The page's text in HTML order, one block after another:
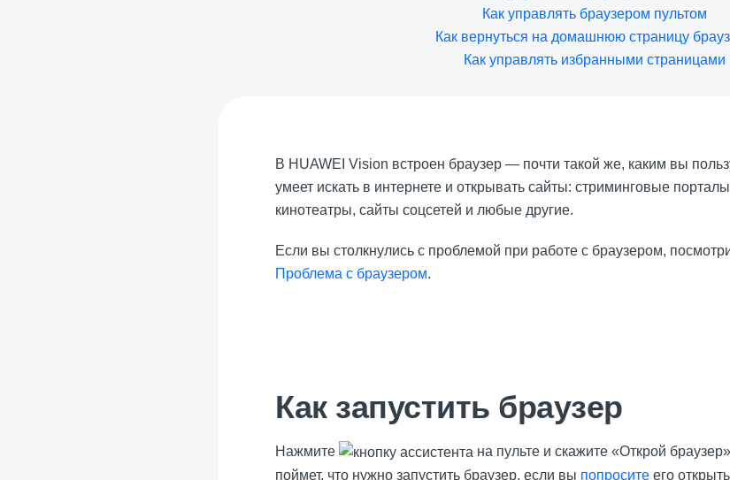
Как управлять браузером пультом
Как вернуться на домашнюю страницу
Как управлять избранными страницами
В HUAWEI Vision встроен браузер — почти такой же, каким вы
умеет искать в интернете и открывать сайты: стриминговые
кинотеатры, сайты соцсетей и любые другие.
Если вы столкнулись с проблемой при работе с браузером,
Проблема с браузером.
Как запустить браузер
Нажмите
на пульте и скажите «Открой
поймет, что нужно запустить браузер, если вы попросите его